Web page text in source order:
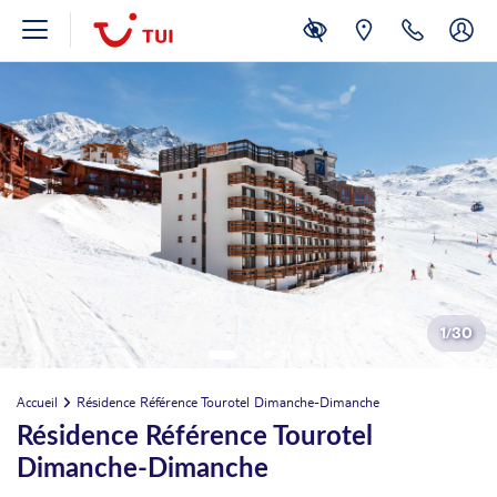
1/30
Accueil Résidence Référence Tourotel Dimanche-Dimanche
Résidence Référence Tourotel
Dimanche-Dimanche